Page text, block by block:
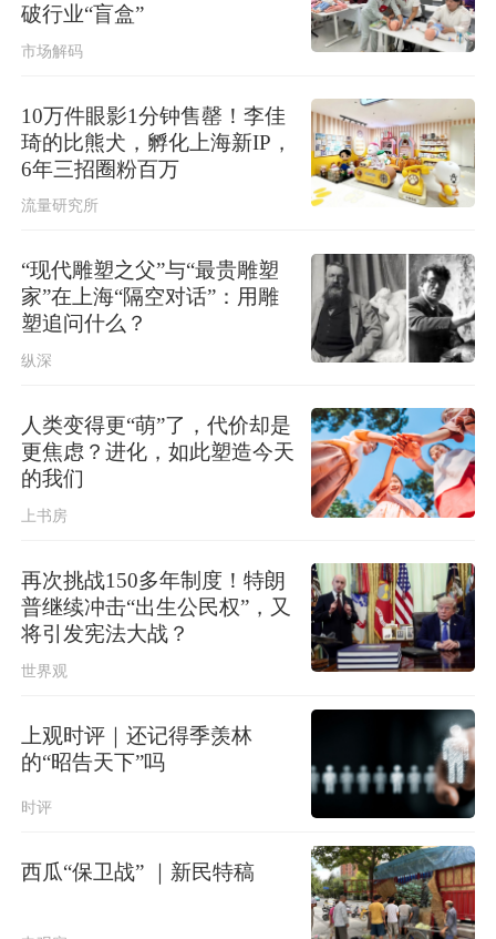
破行业“盲盒”
市场解码
10万件眼影1分钟售罄！李佳
琦的比熊犬，孵化上海新IP，
6年三招圈粉百万
流量研究所
“现代雕塑之父”与“最贵雕塑
家”在上海“隔空对话”：用雕
塑追问什么？
纵深
人类变得更“萌”了，代价却是
更焦虑？进化，如此塑造今天
的我们
上书房
再次挑战150多年制度！特朗
普继续冲击“出生公民权”，又
将引发宪法大战？
世界观
上观时评｜还记得季羡林
的“昭告天下”吗
时评
西瓜“保卫战” ｜新民特稿